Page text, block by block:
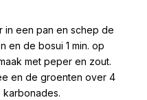
in een pan en schep de
en de bosui 1 min. op
met peper en zout.
en de groenten over 4